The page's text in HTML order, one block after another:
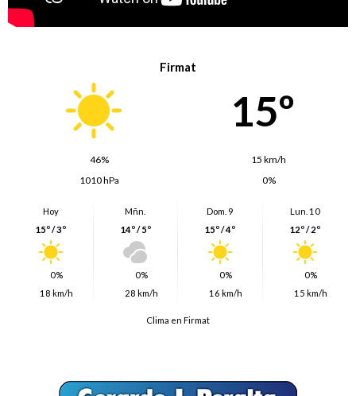
Firmat
15º
46%
15 km/h
1010 hPa
0%
Hoy
15º / 3º
0%
18 km/h
Mñn.
14º / 5º
0%
28 km/h
Dom. 9
15º / 4º
0%
16 km/h
Lun. 10
12º / 2º
0%
15 km/h
Clima en Firmat